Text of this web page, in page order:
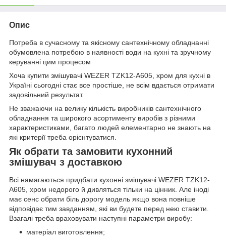
Опис
Потреба в сучасному та якісному сантехнічному обладнанні
обумовлена потребою в наявності води на кухні та зручному
керуванні цим процесом
Хоча купити змішувачі WEZER TZK12-A605, хром для кухні в
Україні сьогодні стає все простіше, не всім вдається отримати
задовільний результат.
Не зважаючи на велику кількість виробників сантехнічного
обладнання та широкого асортименту виробів з різними
характеристиками, багато людей елементарно не знають на
які критерії треба орієнтуватися.
Як обрати та замовити кухонний
змішувач з доставкою
Всі намагаються придбати кухонні змішувачі WEZER TZK12-
A605, хром недорого й дивляться тільки на цінник. Але іноді
має сенс обрати біль дорогу модель якщо вона повніше
відповідає тим завданням, які ви будете перед нею ставити.
Взагалі треба враховувати наступні параметри виробу:
матеріал виготовлення;